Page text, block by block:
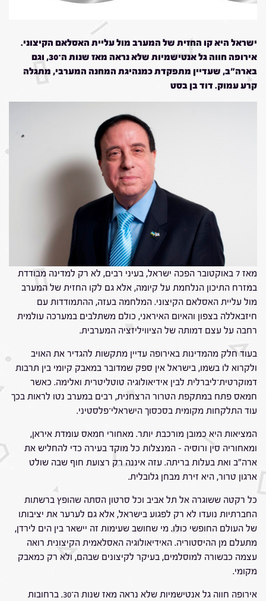
ישראל היא קו החזית של המערב מול עליית האסלאם הקיצוני.
אירופה חווה גל אנטישמיות שלא נראה מאז שנות ה־30, וגם
בארה"ב, שעדיין מתפקדת כמנהיגת המחנה המערבי, מתגלה
קרע עמוק. דוד בן בסט
מאז 7 באוקטובר הפכה ישראל, בעיני רבים, לא רק למדינה מבודדת
במזרח התיכון הנלחמת על קיומה, אלא גם לקו החזית של המערב
מול עליית האסלאם הקיצוני. המלחמה בעזה, ההתמודדות עם
חיזבאללה בצפון והאיום האיראני, כולם משתלבים במערכה עולמית
רחבה על עצם דמותה של הציוויליזציה המערבית.
בעוד חלק מהמדינות באירופה עדיין מתקשות להגדיר את האויב
ולקרוא לו בשמו, בישראל אין ספק שמדובר במאבק קיומי בין תרבות
דמוקרטית־ליברלית לבין אידיאולוגיה טוטליטרית ואלימה. כאשר
חמאס פתח במתקפת הטרור הרצחנית, רבים במערב נטו לראות בכך
עוד התלקחות מקומית בסכסוך הישראלי־פלסטיני.
המציאות היא כמובן מורכבת יותר. מאחורי חמאס עומדת איראן,
ומאחוריה סין ורוסיה – המנצלות כל מוקד בעירה כדי להחליש את
ארה"ב ואת בעלות בריתה. עזה איננה רק רצועת חוף שבה שולט
ארגון טרור, היא זירת מבחן גלובלית.
כל רקטה ששוגרה אל תל אביב וכל סרטון הסתה שהופץ ברשתות
החברתיות נועדו לא רק לפגוע בישראל, אלא גם לערער את יציבותו
של העולם החופשי כולו. מי שחושב שעימות זה יישאר בין הים לירדן,
מתעלם מן ההיסטוריה. האידיאולוגיה האסלאמית הקיצונית רואה
עצמה כבשורה למוסלמים, בעיקר לקיצונים שבהם, ולא רק כמאבק
מקומי.
אירופה חווה גל אנטישמיות שלא נראה מאז שנות ה־30. ברחובות